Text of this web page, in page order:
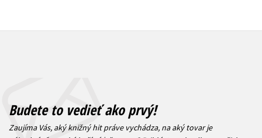
Budete to vedieť ako prvý!
Zaujíma Vás, aký knižný hit práve vychádza, na aký tovar je